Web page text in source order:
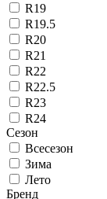
R19
R19.5
R20
R21
R22
R22.5
R23
R24
Сезон
Всесезон
Зима
Лето
Бренд